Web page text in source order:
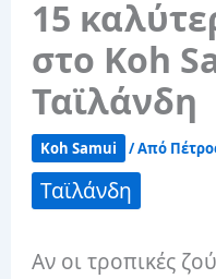
15
στο Koh
Ταϊλάνδη
Koh Samui / Από
Ταϊλάνδη
Αν οι τροπικές